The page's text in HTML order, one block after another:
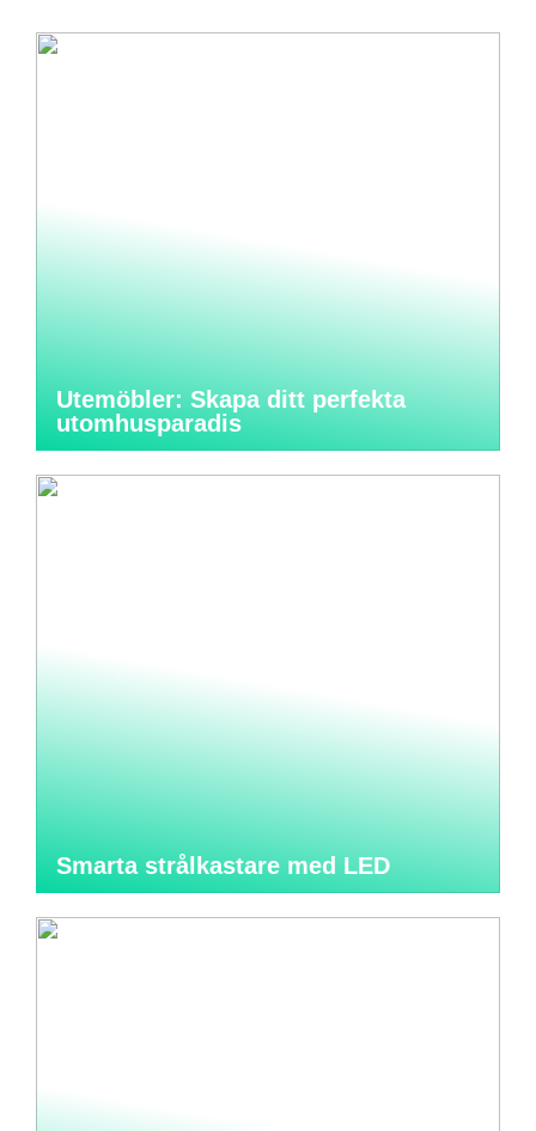
Utemöbler: Skapa ditt perfekta
utomhusparadis
Smarta strålkastare med LED